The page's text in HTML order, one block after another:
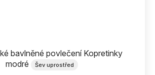
bavlněné povlečení Kopretinky
modré
Šev uprostřed